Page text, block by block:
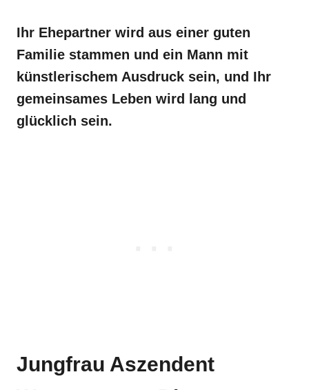
Ihr Ehepartner wird aus einer guten
Familie stammen und ein Mann mit
künstlerischem Ausdruck sein, und Ihr
gemeinsames Leben wird lang und
glücklich sein.
Jungfrau Aszendent